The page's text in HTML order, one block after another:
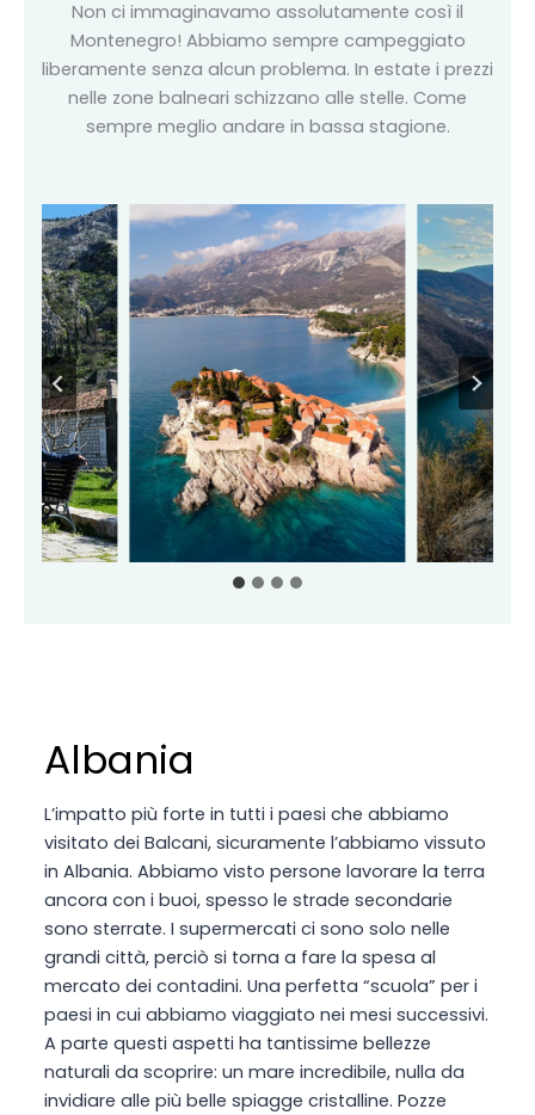
Non ci immaginavamo assolutamente così il
Montenegro! Abbiamo sempre campeggiato
liberamente senza alcun problema. In estate i prezzi
nelle zone balneari schizzano alle stelle. Come
sempre meglio andare in bassa stagione.
Albania
L’impatto più forte in tutti i paesi che abbiamo
visitato dei Balcani, sicuramente l’abbiamo vissuto
in Albania. Abbiamo visto persone lavorare la terra
ancora con i buoi, spesso le strade secondarie
sono sterrate. I supermercati ci sono solo nelle
grandi città, perciò si torna a fare la spesa al
mercato dei contadini. Una perfetta “scuola” per i
paesi in cui abbiamo viaggiato nei mesi successivi.
A parte questi aspetti ha tantissime bellezze
naturali da scoprire: un mare incredibile, nulla da
invidiare alle più belle spiagge cristalline. Pozze